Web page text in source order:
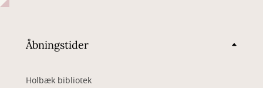
Åbningstider
Holbæk bibliotek